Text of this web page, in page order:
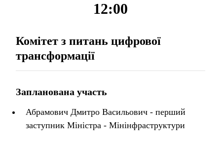
12:00
Комітет з питань цифрової
трансформації
Запланована участь
Абрамович Дмитро Васильович - перший
заступник Міністра - Мінінфраструктури